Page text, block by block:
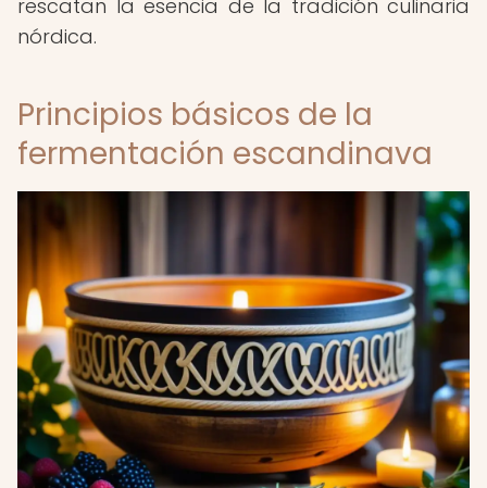
rescatan la esencia de la tradición culinaria
nórdica.
Principios básicos de la
fermentación escandinava